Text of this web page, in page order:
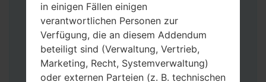
Laden Sie auf Ihren PC: Odin 3
Version herunter.
Dann laden Sie die Firmware-Datei
in einigen Fällen einigen
verantwortlichen Personen zur
Verfügung, die an diesem Addendum
beteiligt sind (Verwaltung, Vertrieb,
Marketing, Recht, Systemverwaltung)
oder externen Parteien (z. B. technischen